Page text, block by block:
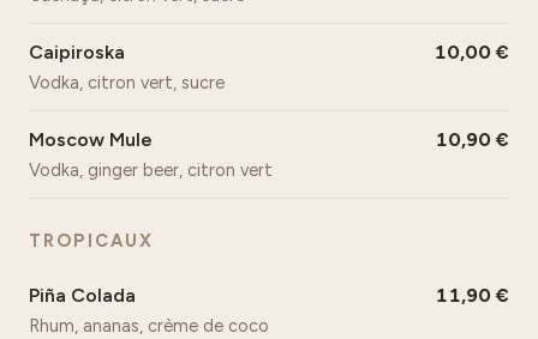
Caipiroska
Vodka, citron vert, sucre
10,00
Moscow Mule
Vodka, ginger beer, citron vert
10,90
TROPICAUX
Piña Colada
Rhum, ananas, crème de coco
11,90